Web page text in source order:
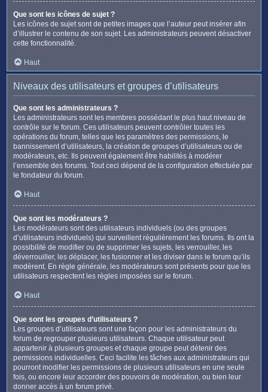
Que sont les icônes de sujet ?
Les icônes de sujet sont de petites images que l’auteur peut insérer afin
d’illustrer le contenu de son sujet. Les administrateurs peuvent désactiver
cette fonctionnalité.
Haut
Niveaux des utilisateurs et groupes d’utilisateurs
Que sont les administrateurs ?
Les administrateurs sont les membres possédant le plus haut niveau de
contrôle sur le forum. Ces utilisateurs peuvent contrôler toutes les
opérations du forum, telles que les paramètres des permissions, le
bannissement d’utilisateurs, la création de groupes d’utilisateurs ou de
modérateurs, etc. Ils peuvent également être habilités à modérer
l’ensemble des forums. Tout ceci dépend de la configuration effectuée par
le fondateur du forum.
Haut
Que sont les modérateurs ?
Les modérateurs sont des utilisateurs individuels (ou des groupes
d’utilisateurs individuels) qui surveillent régulièrement les forums. Ils ont la
possibilité de modifier ou de supprimer les sujets, les verrouiller, les
déverrouiller, les déplacer, les fusionner et les diviser dans le forum qu’ils
modèrent. En règle générale, les modérateurs sont présents pour que les
utilisateurs respectent les règles imposées sur le forum.
Haut
Que sont les groupes d’utilisateurs ?
Les groupes d’utilisateurs sont une façon pour les administrateurs du
forum de regrouper plusieurs utilisateurs. Chaque utilisateur peut
appartenir à plusieurs groupes et chaque groupe peut détenir des
permissions individuelles. Ceci facilite les tâches aux administrateurs qui
pourront modifier les permissions de plusieurs utilisateurs en une seule
fois, ou encore leur accorder des pouvoirs de modération, ou bien leur
donner accès à un forum privé.